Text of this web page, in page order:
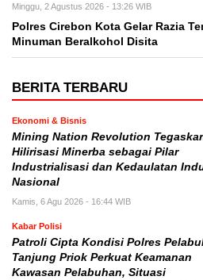
Minggu, 2 Agustus 2026 - 13:26 WIB
Polres Cirebon Kota Gelar Razia
Minuman Beralkohol Disita
BERITA TERBARU
Ekonomi & Bisnis
Mining Nation Revolution
Hilirisasi Minerba sebagai Pilar
Industrialisasi dan Kedaulatan
Nasional
Kamis, 6 Agu 2026 - 16:44 WIB
Kabar Polisi
Patroli Cipta Kondisi Polres
Tanjung Priok Perkuat Keamanan
Kawasan Pelabuhan, Situasi